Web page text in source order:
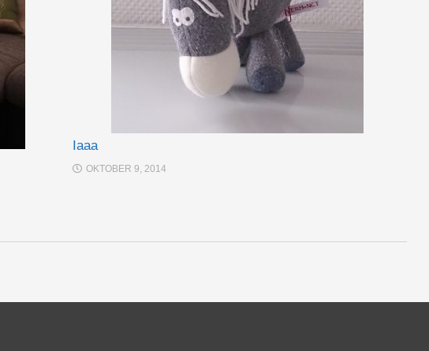
Iaaa
OKTOBER 9, 2014